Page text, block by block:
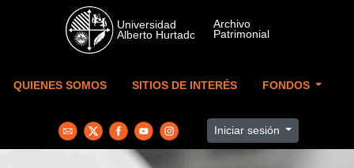
Skip to main content
QUIENES SOMOS SITIOS DE INTERÉS FONDOS
Iniciar sesión